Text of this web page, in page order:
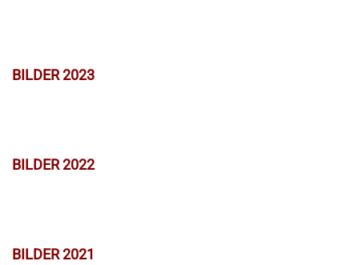
BILDER 2023
BILDER 2022
BILDER 2021